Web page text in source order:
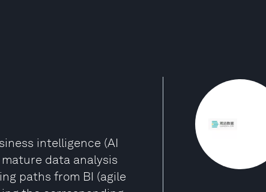
intelligence (AI
data analysis
paths from BI (agile